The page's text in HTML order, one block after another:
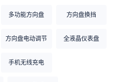
多功能方向盘 方向盘换挡
方向盘电动调节 全液晶仪表盘
手机无线充电